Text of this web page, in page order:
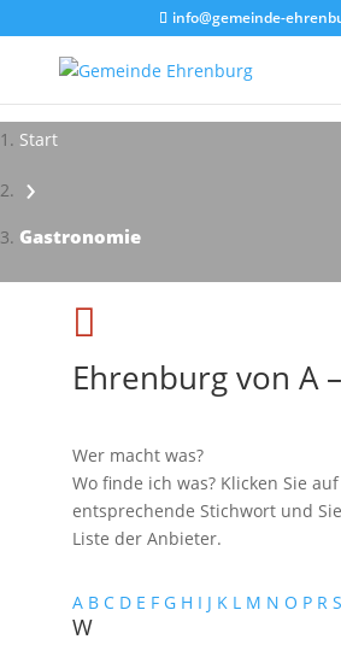
info@gemeinde-
Start
›
Gastronomie

Ehrenburg von A
Wer macht was?
Wo finde ich was? Klicken Sie
entsprechende Stichwort und
Liste der Anbieter.
A B C D E F G H I J K L M N O P R S
W